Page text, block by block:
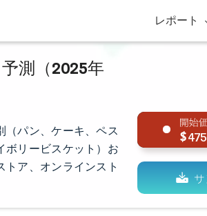
レポート
測（2025年
（パン、ケーキ、ペス
ボリービスケット）お
ア、オンラインスト